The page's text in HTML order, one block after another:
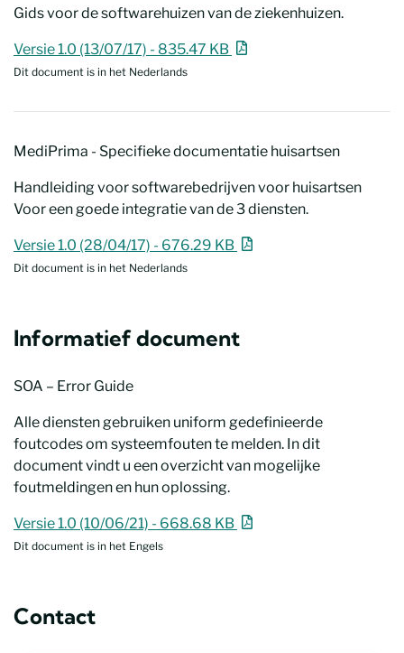
Gids voor de softwarehuizen van de ziekenhuizen.
MediPrima - Specifieke documentatie Ziekenhuizen
Versie 1.0 (13/07/17) - 835.47 KB Nieuw venster
Dit document is in het Nederlands
MediPrima - Specifieke documentatie huisartsen
Handleiding voor softwarebedrijven voor huisartsen
Voor een goede integratie van de 3 diensten.
MediPrima - Specifieke documentatie huisartsen
Versie 1.0 (28/04/17) - 676.29 KB Nieuw venster
Dit document is in het Nederlands
Informatief document
SOA – Error Guide
Alle diensten gebruiken uniform gedefinieerde
foutcodes om systeemfouten te melden. In dit
document vindt u een overzicht van mogelijke
foutmeldingen en hun oplossing.
SOA – Error Guide
Versie 1.0 (10/06/21) - 668.68 KB Nieuw venster
Dit document is in het Engels
Contact